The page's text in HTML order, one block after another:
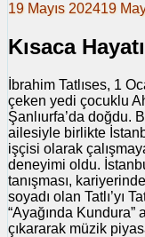
19 Mayıs 202419
Kısaca
İbrahim Tatlıses, 1
çeken yedi çocuklu
Şanlıurfa’da doğdu.
ailesiyle birlikte
işçisi olarak
deneyimi oldu.
tanışması,
soyadı olan Tatlı’yı
“Ayağında Kundura”
çıkararak müzik